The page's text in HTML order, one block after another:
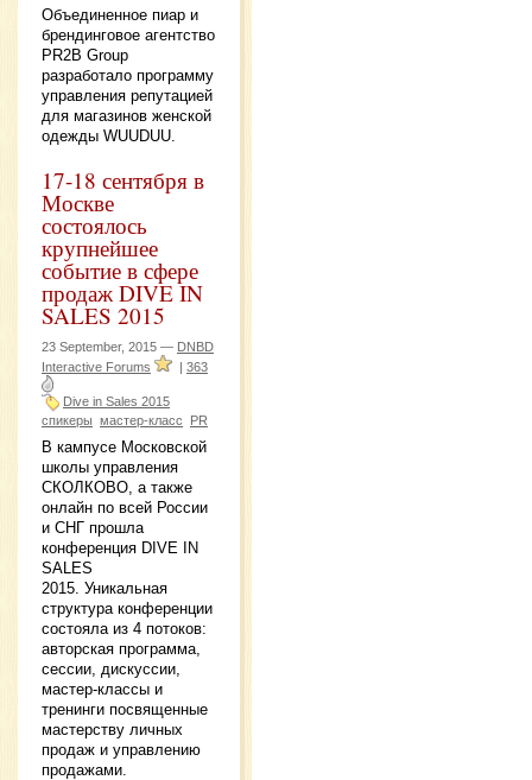
Объединенное пиар и
брендинговое агентство
PR2B Group
разработало программу
управления репутацией
для магазинов женской
одежды WUUDUU.
17-18 сентября в
Москве
состоялось
крупнейшее
событие в сфере
продаж DIVE IN
SALES 2015
23 September, 2015 — DNBD
Interactive Forums
| 363
Dive in Sales 2015
спикеры мастер-класс PR
В кампусе Московской
школы управления
СКОЛКОВО, а также
онлайн по всей России
и СНГ прошла
конференция DIVE IN
SALES
2015. Уникальная
структура конференции
состояла из 4 потоков:
авторская программа,
сессии, дискуссии,
мастер-классы и
тренинги посвященные
мастерству личных
продаж и управлению
продажами.